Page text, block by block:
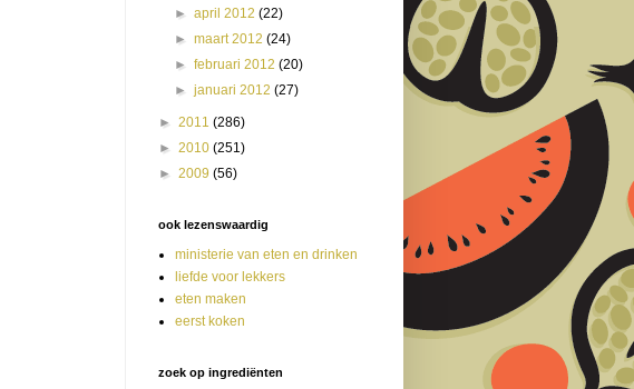
►april 2012(22)
►maart 2012(24)
►februari 2012(20)
►januari 2012(27)
► 2011 (286)
► 2010 (251)
► 2009 (56)
ook lezenswaardig
ministerie van eten en drinken
liefde voor lekkers
eten maken
eerst koken
zoek op ingrediënten